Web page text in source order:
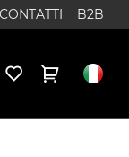
CONTATTI B2B